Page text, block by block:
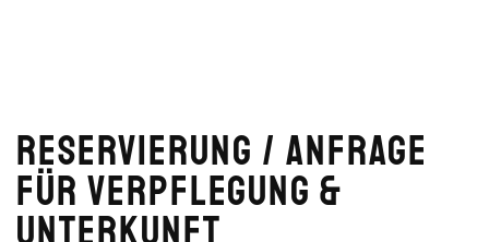
Reservierung / Anfrage
für Verpflegung &
Unterkunft